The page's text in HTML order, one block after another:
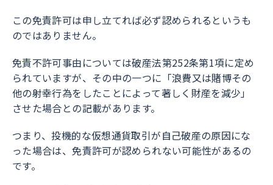
この免責許可は申し立てれば必ず認められるというも
のではありません。
免責不許可事由については破産法第252条第1項に定め
られていますが、その中の一つに「浪費又は賭博その
他の射幸行為をしたことによって著しく財産を減少」
させた場合との記載があります。
つまり、投機的な仮想通貨取引が自己破産の原因にな
った場合は、免責許可が認められない可能性があるの
です。